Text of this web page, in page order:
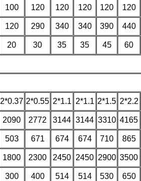
100 120 120 120 120 120
120 290 340 340 390 440
20 30 35 35 45 60
2*0.37 2*0.55 2*1.1 2*1.1 2*1.5 2*2.2
2090 2772 3144 3144 3310 4165
503 671 674 674 710 865
1800 2300 2450 2450 2900 3500
300 400 514 514 530 650